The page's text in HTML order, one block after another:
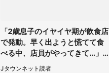
「2歳息子のイヤイヤ期が飲食店
で発動。早く出ようと慌てて食
べる中、店員がやってきて...」
（岡山県・40代女性）
Jタウンネット読者